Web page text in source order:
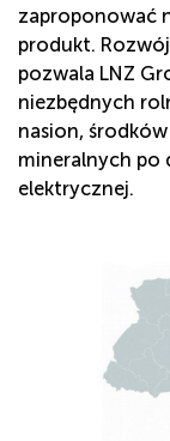
zaproponować
produkt.
pozwala LNZ
niezbędnych
nasion,
mineralnych po
elektrycznej.